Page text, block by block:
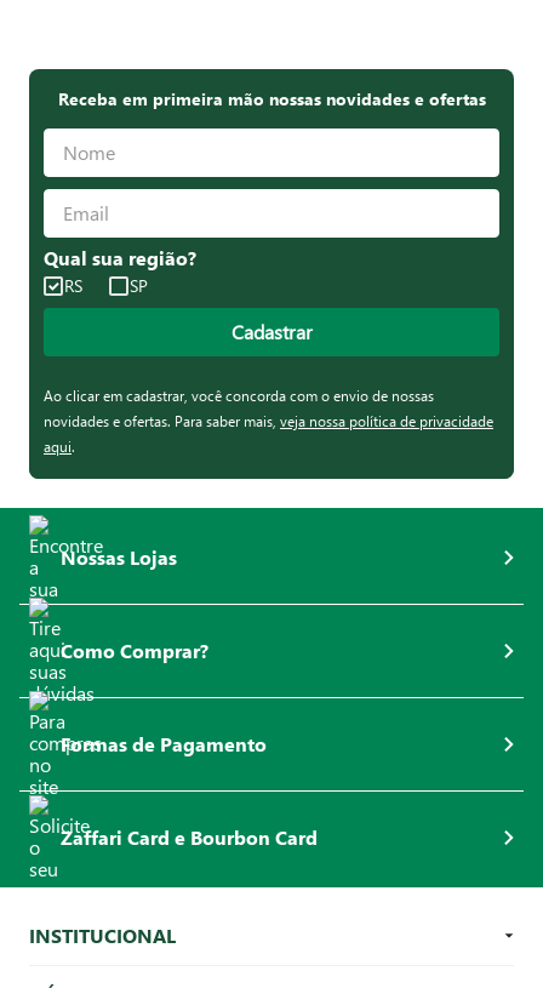
Receba em primeira mão nossas novidades e ofertas
Qual sua região?
RS SP
Cadastrar
Ao clicar em cadastrar, você concorda com o envio de nossas
novidades e ofertas. Para saber mais, veja nossa política de privacidade
aqui.
Nossas Lojas
Como Comprar?
Formas de Pagamento
Zaffari Card e Bourbon Card
INSTITUCIONAL